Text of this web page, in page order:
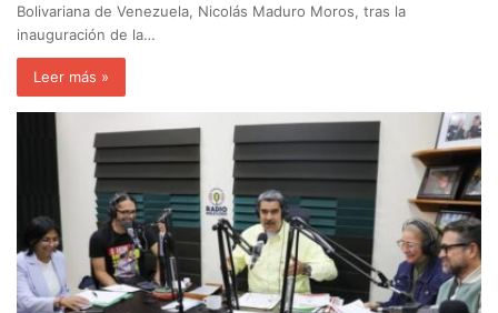
Bolivariana de Venezuela, Nicolás Maduro Moros, tras la
inauguración de la…
Leer más »